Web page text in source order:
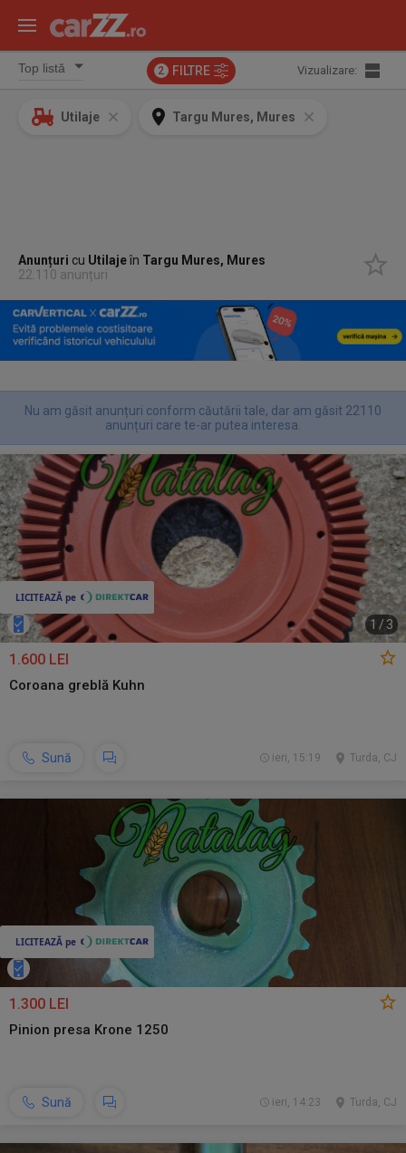
2 FILTRE Vizualizare:
Utilaje Targu Mures, Mures
Anunțuri cu Utilajeîn Targu Mures, Mures
22.110 anunțuri
Nu am găsit anunțuri conform căutării tale, dar am găsit 22110
anunțuri care te-ar putea interesa.
1 / 3
1.600 LEI
Coroana greblă Kuhn
Sună Turda, CJ
ieri, 15:19
1.300 LEI
Pinion presa Krone 1250
Sună Turda, CJ
ieri, 14:23